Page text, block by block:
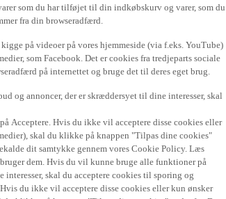
som du har tilføjet til din indkøbskurv og varer, som du
fra din browseradfærd.
på videoer på vores hjemmeside (via f.eks. YouTube)
som Facebook. Det er cookies fra tredjeparts sociale
på internettet og bruge det til deres eget brug.
og annoncer, der er skræddersyet til dine interesser, skal
Acceptere. Hvis du ikke vil acceptere disse cookies eller
skal du klikke på knappen "Tilpas dine cookies"
dit samtykke gennem vores Cookie Policy. Læs
dem. Hvis du vil kunne bruge alle funktioner på
skal du acceptere cookies til sporing og
du ikke vil acceptere disse cookies eller kun ønsker